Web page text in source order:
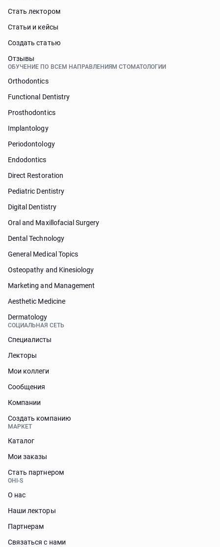
Стать лектором
Статьи и кейсы
Cоздать статью
Отзывы
ОБУЧЕНИЕ ПО ВСЕМ НАПРАВЛЕНИЯМ СТОМАТОЛОГИИ
Orthodontics
Functional Dentistry
Prosthodontics
Implantology
Periodontology
Endodontics
Direct Restoration
Pediatric Dentistry
Digital Dentistry
Oral and Maxillofacial Surgery
Dental Technology
General Medical Topics
Osteopathy and Kinesiology
Marketing and Management
Aesthetic Medicine
Dermatology
СОЦИАЛЬНАЯ СЕТЬ
Специалисты
Лекторы
Мои коллеги
Сообщения
Компании
Создать компанию
МАРКЕТ
Каталог
Мои заказы
Стать партнером
OHI-S
О нас
Наши лекторы
Партнерам
Связаться с нами